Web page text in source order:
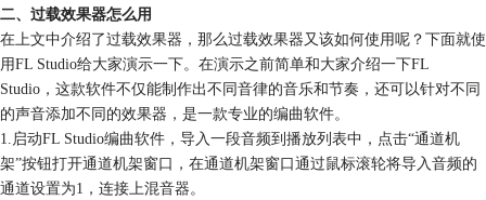
二、过载效果器怎么用
在上文中介绍了过载效果器，那么过载效果器又该如何使用呢？下面就使
用FL Studio给大家演示一下。在演示之前简单和大家介绍一下FL
Studio，这款软件不仅能制作出不同音律的音乐和节奏，还可以针对不同
的声音添加不同的效果器，是一款专业的编曲软件。
1.启动FL Studio编曲软件，导入一段音频到播放列表中，点击“通道机
架”按钮打开通道机架窗口，在通道机架窗口通过鼠标滚轮将导入音频的
通道设置为1，连接上混音器。